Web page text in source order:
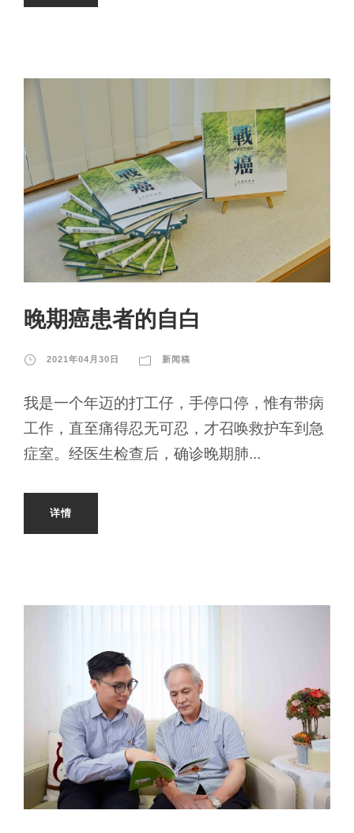
晚期癌患者的自白
2021年04月30日 新闻稿
我是一个年迈的打工仔，手停口停，惟有带病
工作，直至痛得忍无可忍，才召唤救护车到急
症室。经医生检查后，确诊晚期肺...
详情